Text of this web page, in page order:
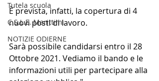
Tutela scuola
C.S.L.E. Marittimi
NOTIZIE ODIERNE
È prevista, infatti, la copertura di 4
nuovi posti di lavoro.
Sarà possibile candidarsi entro il 28
Ottobre 2021. Vediamo il bando e le
informazioni utili per partecipare alla